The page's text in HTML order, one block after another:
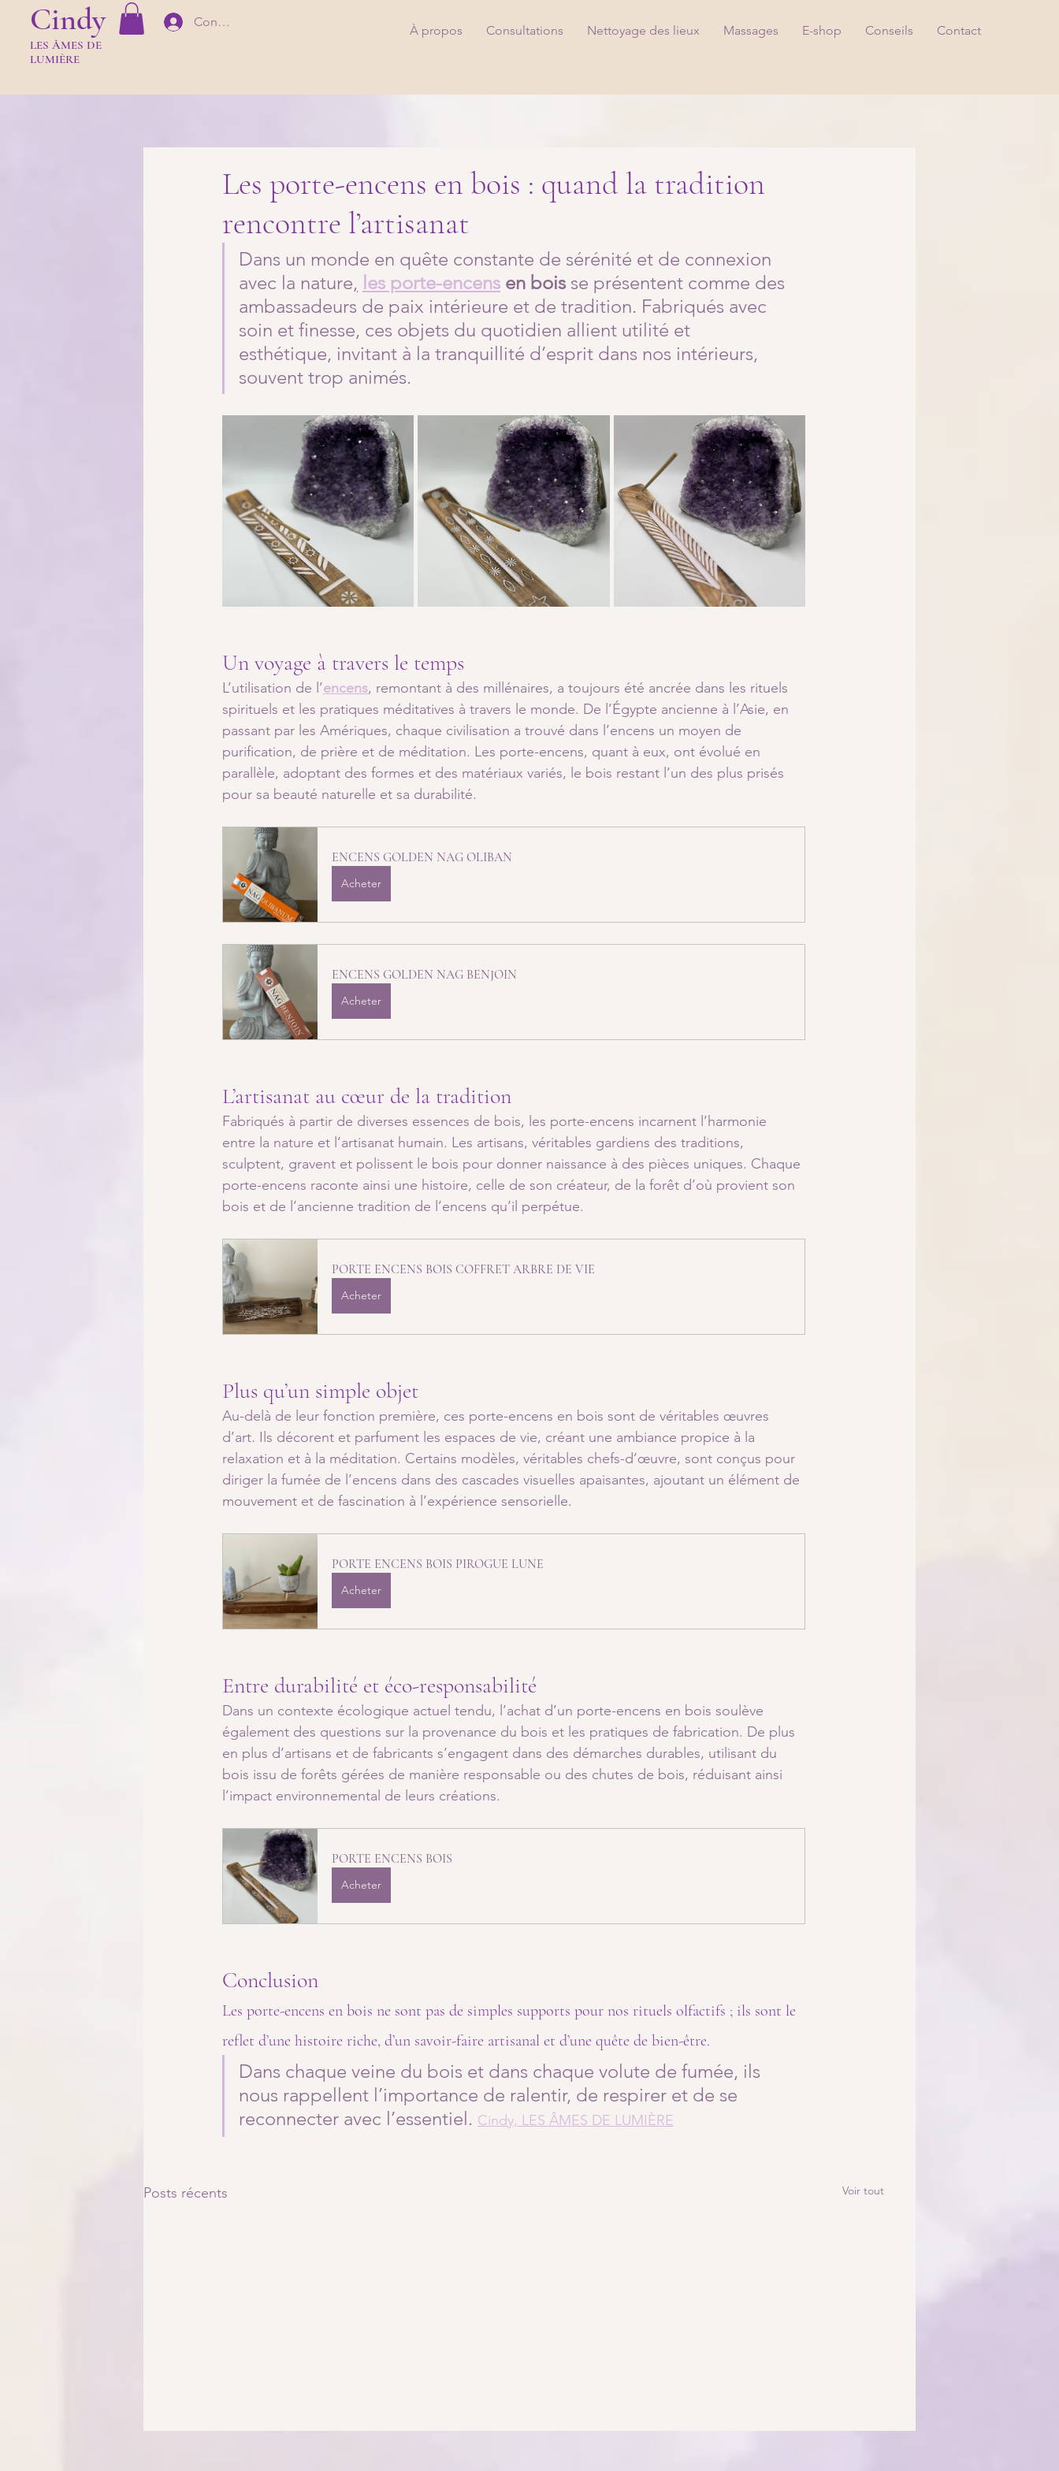
Cindy
LES ÂMES DE
LUMIÈRE
Connexion
À propos Consultations Nettoyage des lieux Massages E-shop Conseils Contact
Les porte-encens en bois : quand la tradition
rencontre l’artisanat
Dans un monde en quête constante de sérénité et de connexion
avec la nature, les porte-encens en bois se présentent comme des
ambassadeurs de paix intérieure et de tradition. Fabriqués avec
soin et finesse, ces objets du quotidien allient utilité et
esthétique, invitant à la tranquillité d’esprit dans nos intérieurs,
souvent trop animés.
Un voyage à travers le temps
L’utilisation de l’encens, remontant à des millénaires, a toujours été ancrée dans les rituels
spirituels et les pratiques méditatives à travers le monde. De l’Égypte ancienne à l’Asie, en
passant par les Amériques, chaque civilisation a trouvé dans l’encens un moyen de
purification, de prière et de méditation. Les porte-encens, quant à eux, ont évolué en
parallèle, adoptant des formes et des matériaux variés, le bois restant l’un des plus prisés
pour sa beauté naturelle et sa durabilité.
ENCENS GOLDEN NAG OLIBAN
Acheter
ENCENS GOLDEN NAG BENJOIN
Acheter
L’artisanat au cœur de la tradition
Fabriqués à partir de diverses essences de bois, les porte-encens incarnent l’harmonie
entre la nature et l’artisanat humain. Les artisans, véritables gardiens des traditions,
sculptent, gravent et polissent le bois pour donner naissance à des pièces uniques. Chaque
porte-encens raconte ainsi une histoire, celle de son créateur, de la forêt d’où provient son
bois et de l’ancienne tradition de l’encens qu’il perpétue.
PORTE ENCENS BOIS COFFRET ARBRE DE VIE
Acheter
Plus qu’un simple objet
Au-delà de leur fonction première, ces porte-encens en bois sont de véritables œuvres
d’art. Ils décorent et parfument les espaces de vie, créant une ambiance propice à la
relaxation et à la méditation. Certains modèles, véritables chefs-d’œuvre, sont conçus pour
diriger la fumée de l’encens dans des cascades visuelles apaisantes, ajoutant un élément de
mouvement et de fascination à l’expérience sensorielle.
PORTE ENCENS BOIS PIROGUE LUNE
Acheter
Entre durabilité et éco-responsabilité
Dans un contexte écologique actuel tendu, l’achat d’un porte-encens en bois soulève
également des questions sur la provenance du bois et les pratiques de fabrication. De plus
en plus d’artisans et de fabricants s’engagent dans des démarches durables, utilisant du
bois issu de forêts gérées de manière responsable ou des chutes de bois, réduisant ainsi
l’impact environnemental de leurs créations.
PORTE ENCENS BOIS
Acheter
Conclusion
Les porte-encens en bois ne sont pas de simples supports pour nos rituels olfactifs ; ils sont le
reflet d’une histoire riche, d’un savoir-faire artisanal et d’une quête de bien-être.
Dans chaque veine du bois et dans chaque volute de fumée, ils
nous rappellent l’importance de ralentir, de respirer et de se
reconnecter avec l’essentiel. Cindy, LES ÂMES DE LUMIÈRE
Posts récents Voir tout